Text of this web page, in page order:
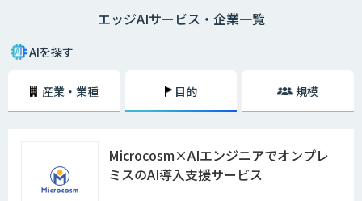
が大きな利点となります。通信遅延やネットワーク負荷を解消したい場合
エッジAIサービス・企業一覧
AIを探す
産業・業種 目的 規模
Microcosm×AIエンジニアでオンプレ
ミスのAI導入支援サービス